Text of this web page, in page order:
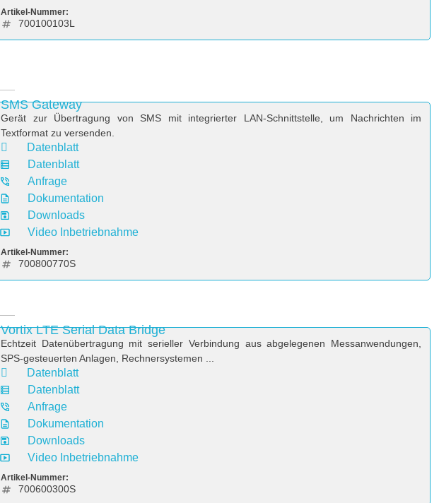
Artikel-Nummer:
700100103L
SMS Gateway
Gerät zur Übertragung von SMS mit integrierter LAN-Schnittstelle, um Nachrichten im
Textformat zu versenden.
Datenblatt
Datenblatt
Anfrage
Dokumentation
Downloads
Video Inbetriebnahme
Artikel-Nummer:
700800770S
Vortix LTE Serial Data Bridge
Echtzeit Datenübertragung mit serieller Verbindung aus abgelegenen Messanwendungen,
SPS-gesteuerten Anlagen, Rechnersystemen ...
Datenblatt
Datenblatt
Anfrage
Dokumentation
Downloads
Video Inbetriebnahme
Artikel-Nummer:
700600300S